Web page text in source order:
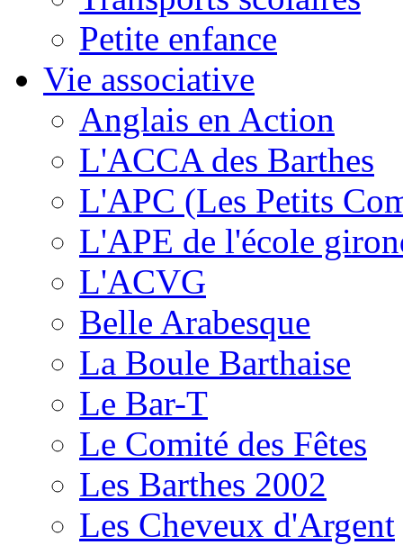
Petite enfance
Vie associative
Anglais en Action
L'ACCA des Barthes
L'APC (Les Petits
L'APE de l'école
L'ACVG
Belle Arabesque
La Boule Barthaise
Le Bar-T
Le Comité des Fêtes
Les Barthes 2002
Les Cheveux d'Argent